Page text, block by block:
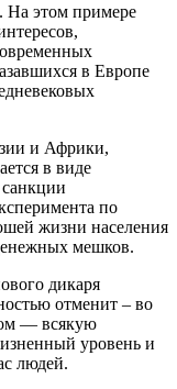
На этом примере
в Европе
и Африки,
в виде
по
жизни населения
мешков.
дикаря
отменит – во
— всякую
уровень и
людей.